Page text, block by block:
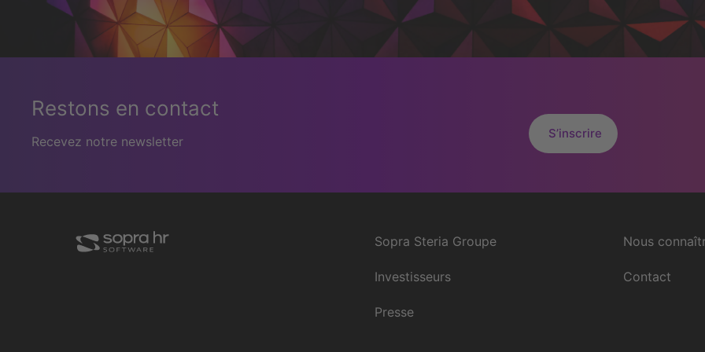
Restons en contact
Recevez notre newsletter S’inscrire
Sopra Steria Groupe
Investisseurs
Presse
Nous
Contact